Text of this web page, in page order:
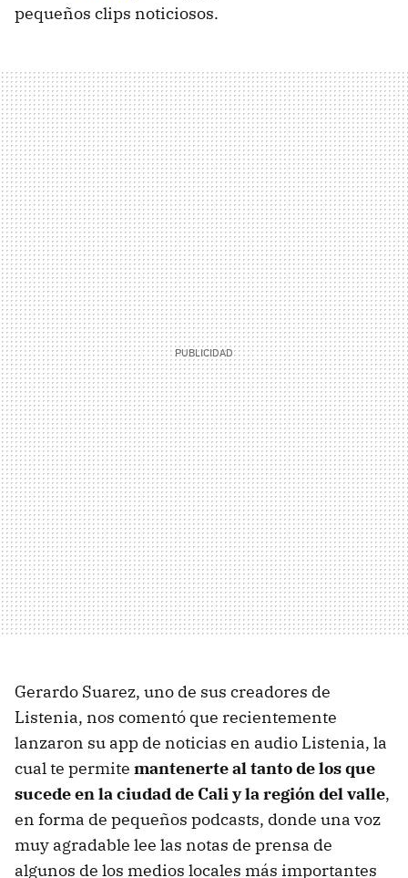
pequeños clips noticiosos.
Gerardo Suarez, uno de sus creadores de
Listenia, nos comentó que recientemente
lanzaron su app de noticias en audio Listenia, la
cual te permite mantenerte al tanto de los que
sucede en la ciudad de Cali y la región del valle,
en forma de pequeños podcasts, donde una voz
muy agradable lee las notas de prensa de
algunos de los medios locales más importantes